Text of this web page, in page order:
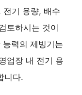
전기 용량, 배수
토하시는 것이
력의 제빙기는
업장 내 전기 용
니다.